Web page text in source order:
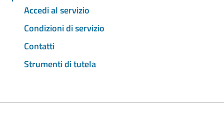
Accedi al servizio
Condizioni di servizio
Contatti
Strumenti di tutela